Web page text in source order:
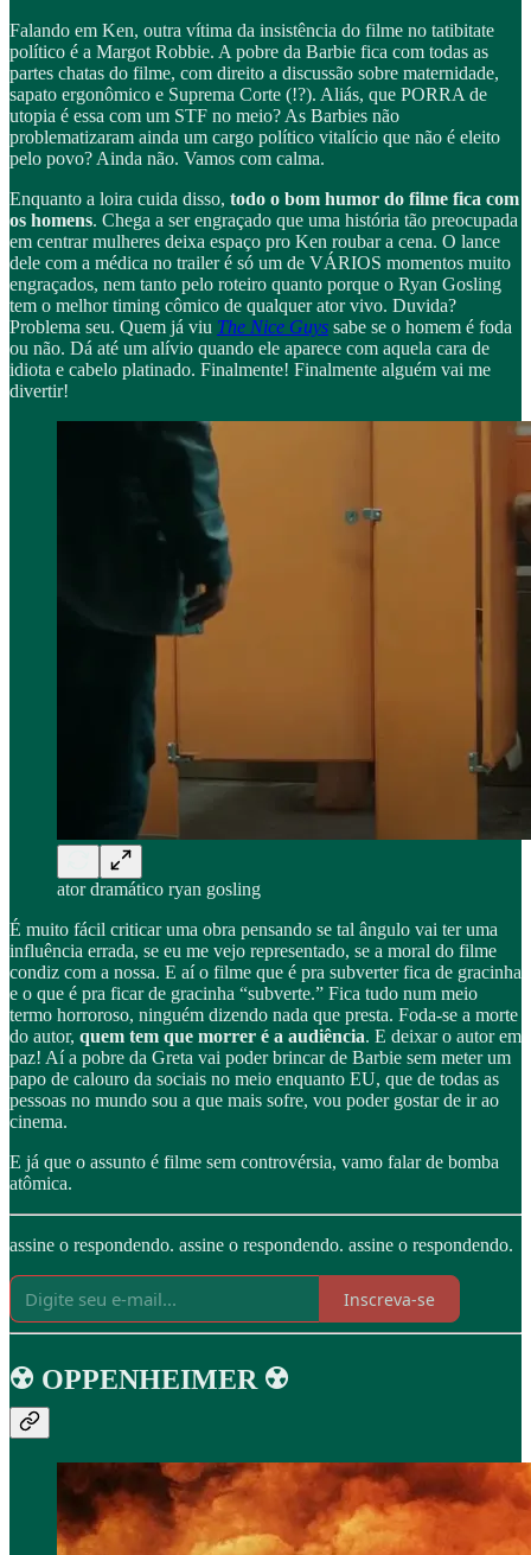
Falando em Ken, outra vítima da insistência do filme no tatibitate
político é a Margot Robbie. A pobre da Barbie fica com todas as
partes chatas do filme, com direito a discussão sobre maternidade,
sapato ergonômico e Suprema Corte (!?). Aliás, que PORRA de
utopia é essa com um STF no meio? As Barbies não
problematizaram ainda um cargo político vitalício que não é eleito
pelo povo? Ainda não. Vamos com calma.
Enquanto a loira cuida disso, todo o bom humor do filme fica com
os homens. Chega a ser engraçado que uma história tão preocupada
em centrar mulheres deixa espaço pro Ken roubar a cena. O lance
dele com a médica no trailer é só um de VÁRIOS momentos muito
engraçados, nem tanto pelo roteiro quanto porque o Ryan Gosling
tem o melhor timing cômico de qualquer ator vivo. Duvida?
Problema seu. Quem já viu The Nice Guys sabe se o homem é foda
ou não. Dá até um alívio quando ele aparece com aquela cara de
idiota e cabelo platinado. Finalmente! Finalmente alguém vai me
divertir!
ator dramático ryan gosling
É muito fácil criticar uma obra pensando se tal ângulo vai ter uma
influência errada, se eu me vejo representado, se a moral do filme
condiz com a nossa. E aí o filme que é pra subverter fica de gracinha
e o que é pra ficar de gracinha “subverte.” Fica tudo num meio
termo horroroso, ninguém dizendo nada que presta. Foda-se a morte
do autor, quem tem que morrer é a audiência. E deixar o autor em
paz! Aí a pobre da Greta vai poder brincar de Barbie sem meter um
papo de calouro da sociais no meio enquanto EU, que de todas as
pessoas no mundo sou a que mais sofre, vou poder gostar de ir ao
cinema.
E já que o assunto é filme sem controvérsia, vamo falar de bomba
atômica.
assine o respondendo. assine o respondendo. assine o respondendo.
Inscreva-se
☢️ OPPENHEIMER ☢️